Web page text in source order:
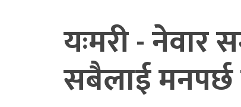
यःमरी - नेवार
सबैलाई